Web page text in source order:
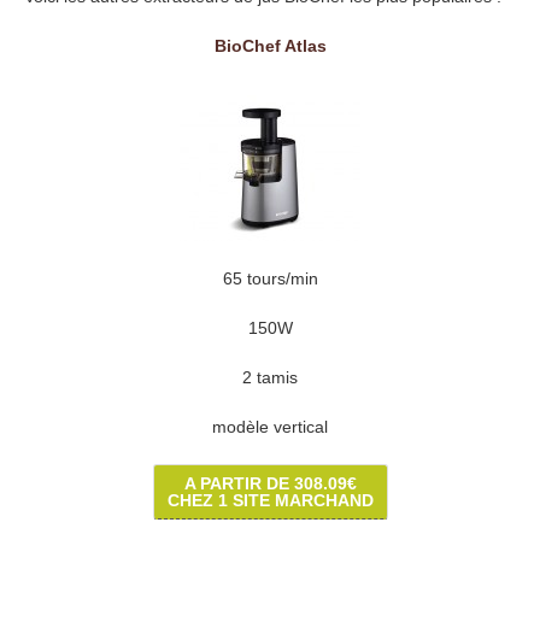
BioChef Atlas
65 tours/min
150W
2 tamis
modèle vertical
A PARTIR DE 308.09€
CHEZ 1 SITE MARCHAND